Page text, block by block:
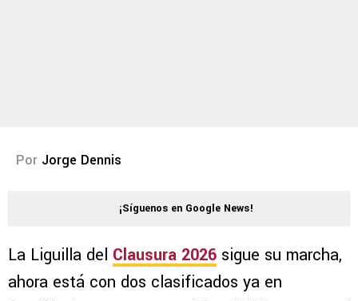
Por Jorge Dennis
¡Síguenos en Google News!
La Liguilla del Clausura 2026 sigue su marcha,
ahora está con dos clasificados ya en